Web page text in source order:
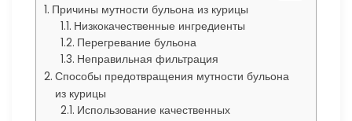
Причины мутности бульона из курицы
Низкокачественные ингредиенты
Перегревание бульона
Неправильная фильтрация
Способы предотвращения мутности бульона
из курицы
Использование качественных